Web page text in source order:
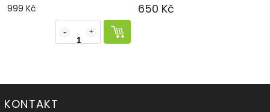
999 Kč
650 Kč
KONTAKT